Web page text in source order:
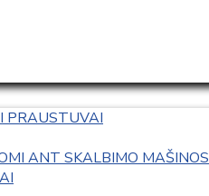
PRAUSTUVAI
ANT SKALBIMO MAŠINOS